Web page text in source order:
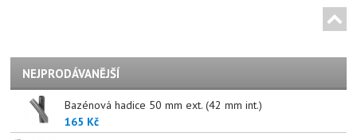
NEJPRODÁVANĚJŠÍ
Bazénová hadice 50 mm ext. (42 mm int.)
165 Kč